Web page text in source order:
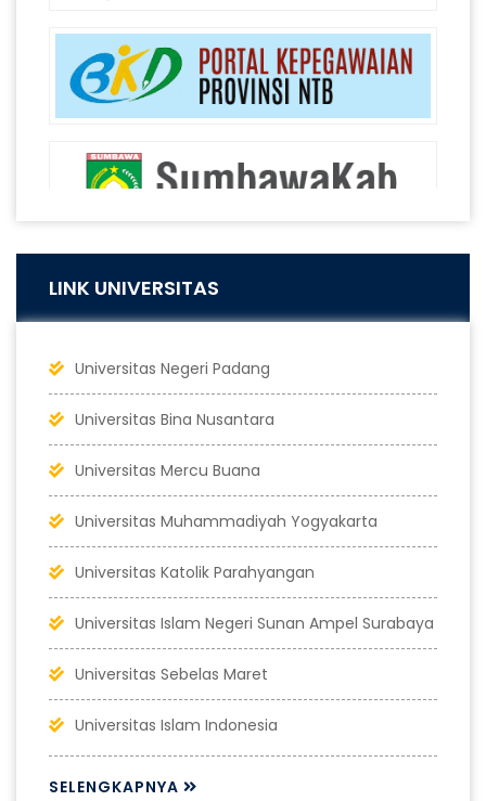
LINK UNIVERSITAS
Universitas Negeri Padang
Universitas Bina Nusantara
Universitas Mercu Buana
Universitas Muhammadiyah Yogyakarta
Universitas Katolik Parahyangan
Universitas Islam Negeri Sunan Ampel Surabaya
Universitas Sebelas Maret
Universitas Islam Indonesia
SELENGKAPNYA